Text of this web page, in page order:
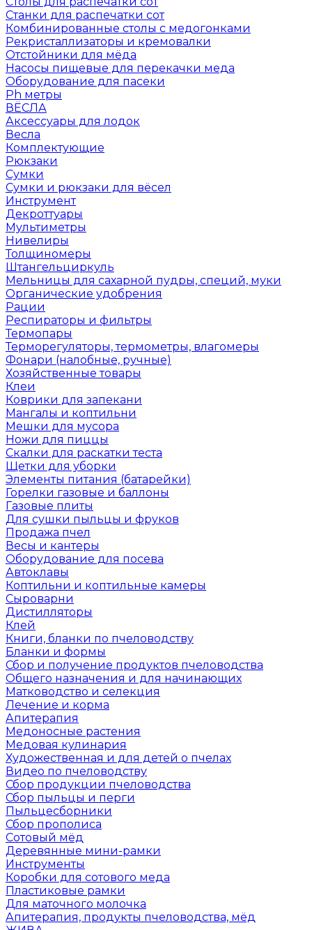
Станки для распечатки сот
Комбинированные столы с медогонками
Рекристаллизаторы и кремовалки
Отстойники для мёда
Насосы пищевые для перекачки меда
Оборудование для пасеки
Ph метры
ВЁСЛА
Аксессуары для лодок
Весла
Комплектующие
Рюкзаки
Сумки
Сумки и рюкзаки для вёсел
Инструмент
Декроттуары
Мультиметры
Нивелиры
Толщиномеры
Штангельциркуль
Мельницы для сахарной пудры, специй, муки
Органические удобрения
Рации
Респираторы и фильтры
Термопары
Терморегуляторы, термометры, влагомеры
Фонари (налобные, ручные)
Хозяйственные товары
Клеи
Коврики для запекани
Мангалы и коптильни
Мешки для мусора
Ножи для пиццы
Скалки для раскатки теста
Щетки для уборки
Элементы питания (батарейки)
Горелки газовые и баллоны
Газовые плиты
Для сушки пыльцы и фруков
Продажа пчел
Весы и кантеры
Оборудование для посева
Автоклавы
Коптильни и коптильные камеры
Сыроварни
Дистилляторы
Клей
Книги, бланки по пчеловодству
Бланки и формы
Сбор и получение продуктов пчеловодства
Общего назначения и для начинающих
Матководство и селекция
Лечение и корма
Апитерапия
Медоносные растения
Медовая кулинария
Художественная и для детей о пчелах
Видео по пчеловодству
Сбор продукции пчеловодства
Сбор пыльцы и перги
Пыльцесборники
Сбор прополиса
Сотовый мёд
Деревянные мини-рамки
Инструменты
Коробки для сотового меда
Пластиковые рамки
Для маточного молочка
Апитерапия, продукты пчеловодства, мёд